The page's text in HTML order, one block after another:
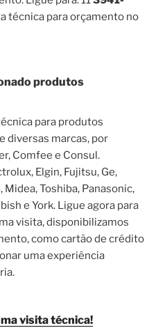
técnica para orçamento no
produtos
para produtos
diversas marcas, por
Comfee e Consul.
Elgin, Fujitsu, Ge,
Midea, Toshiba, Panasonic,
e York. Ligue agora para
visita, disponibilizamos
como cartão de crédito
uma experiência
visita técnica!